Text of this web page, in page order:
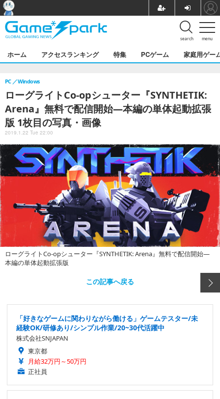
menu
search
ホーム アクセスランキング 特集 PCゲーム 家庭用ゲー
ローグライトCo-opシューター『SYNTHETIK:
Arena』無料で配信開始―本編の単体起動拡張
版 1枚目の写真・画像
PC Windows
2019.1.22 Tue 22:00
ローグライトCo-opシューター『SYNTHETIK: Arena』無料で配信開始―
本編の単体起動拡張版
この記事へ戻る
「好きなゲームに関わりながら働ける」ゲームテスター/未
経験OK/研修あり/シンプル作業/20~30代活躍中
株式会社SNJAPAN
東京都
月給32万円～50万円
正社員